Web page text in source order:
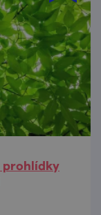
prohlídky